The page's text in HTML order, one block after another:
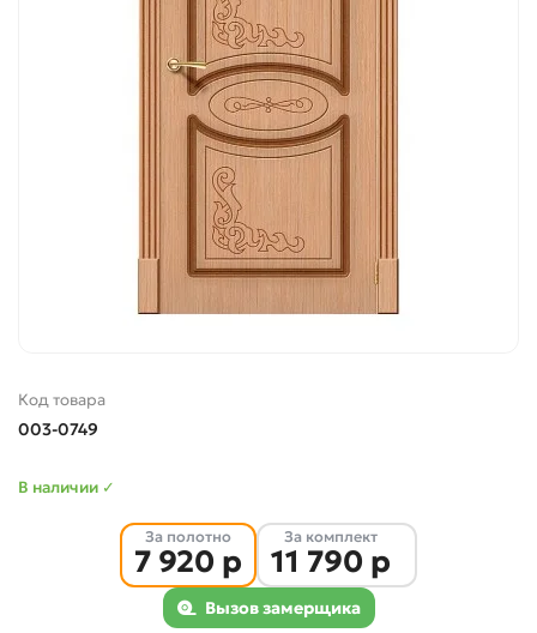
Код товара
003-0749
В наличии ✓
За полотно
7 920 р
За комплект
11 790 р
Вызов замерщика